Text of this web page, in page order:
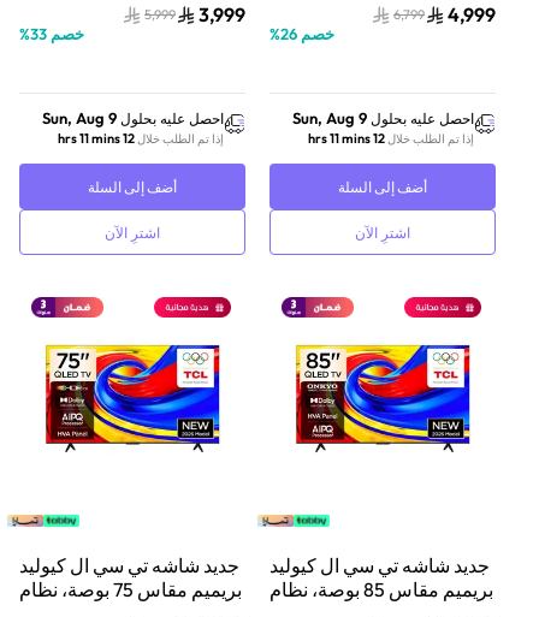
4,999
6,799
خصم 26
%
احصل عليه بحلول Sun, Aug 9
إذا تم الطلب خلال12 hrs 11 mins
أضف إلى السلة
اشترِ الآن
وتقنية HDR عالية، ونظام
الدقة، وتقنية TCL Ai | موديل
2026
3,999
5,999
خصم 33
%
احصل عليه بحلول Sun, Aug 9
إذا تم الطلب خلال12 hrs 11 mins
أضف إلى السلة
اشترِ الآن
جديد شاشه تي سي ال كيوليد
بريميم مقاس 85 بوصة، نظام
جديد شاشه تي سي ال كيوليد
بريميم مقاس 75 بوصة، نظام